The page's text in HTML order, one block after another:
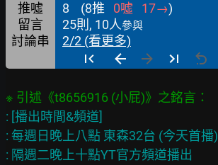
推噓 8 (8推 0噓 17→)
留言
25則, 10人參與
討論串 2/2 (看更多)
: [播出時間&頻道]
: 每週日晚上八點 東森32台 (今天首播)
: 隔週二晚上十點YT官方頻道播出